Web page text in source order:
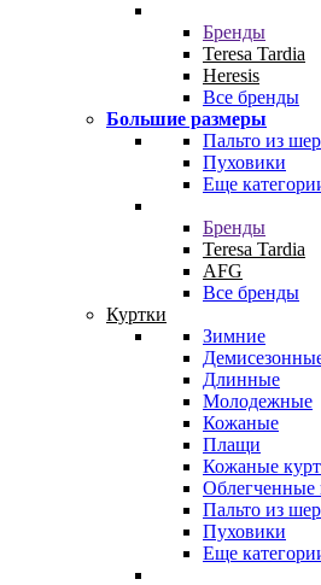
Бренды
Teresa Tardia
Heresis
Все бренды
Большие размеры
Пальто из
Пуховики
Еще
Бренды
Teresa Tardia
AFG
Все бренды
Куртки
Зимние
Длинные
Молодежные
Кожаные
Плащи
Кожаные
Облегченные
Пальто из
Пуховики
Еще